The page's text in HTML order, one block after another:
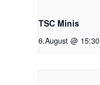
TSC Minis
6.August @ 15:30